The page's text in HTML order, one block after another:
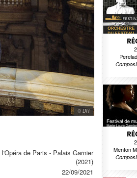
© DR
de Paris - Palais Garnier
(2021)
22/09/2021
Menton